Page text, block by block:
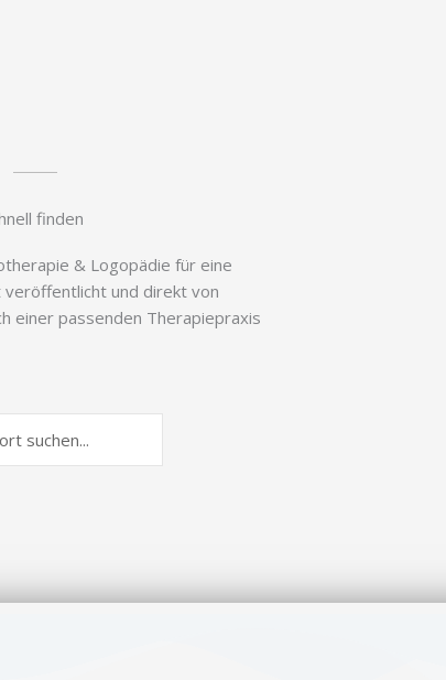
finden
& Logopädie für eine
und direkt von
einer passenden Therapiepraxis